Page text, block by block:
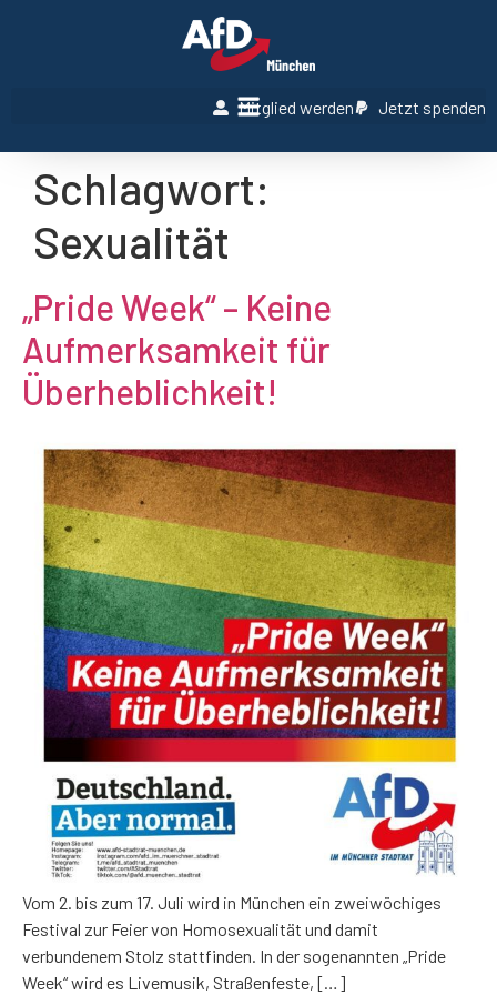
Mitglied werden Jetzt spenden
Schlagwort:
Sexualität
„Pride Week“ – Keine
Aufmerksamkeit für
Überheblichkeit!
Vom 2. bis zum 17. Juli wird in München ein zweiwöchiges
Festival zur Feier von Homosexualität und damit
verbundenem Stolz stattfinden. In der sogenannten „Pride
Week“ wird es Livemusik, Straßenfeste, […]